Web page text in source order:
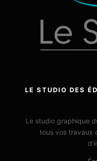
LE STUDIO DES
Le studio graphique
tous vos travaux